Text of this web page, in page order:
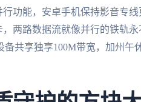
功能，安卓手机保持影音专
，两路数据流就像并行的铁轨
备共享独享100M带宽，加州